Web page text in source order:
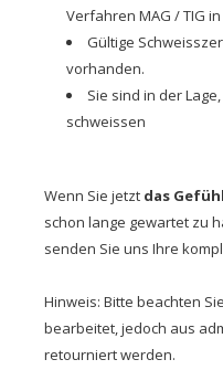
Verfahren MAG / TIG
Gültige
vorhanden.
Sie sind in der
schweissen
Wenn Sie jetzt das
schon lange gewartet zu
senden Sie uns Ihre
Hinweis: Bitte beachten
bearbeitet, jedoch aus
retourniert werden.